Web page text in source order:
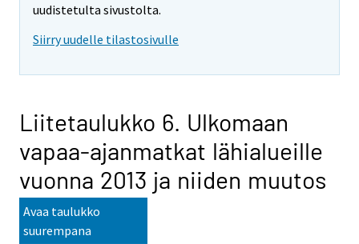
uudistetulta sivustolta.
Siirry uudelle tilastosivulle
Liitetaulukko 6. Ulkomaan
vapaa-ajanmatkat lähialueille
vuonna 2013 ja niiden muutos
Avaa taulukko
suurempana